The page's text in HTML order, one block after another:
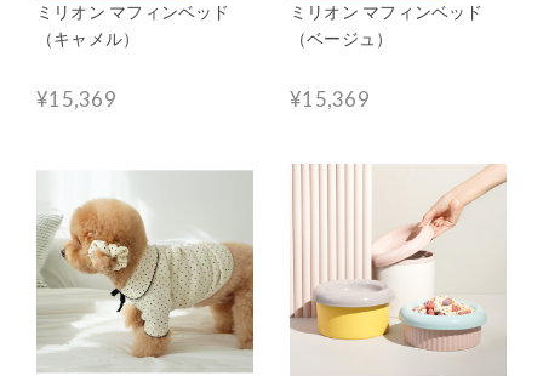
ミリオン マフィンベッド
（キャメル）
¥15,369
ミリオン マフィンベッド
（ベージュ）
¥15,369